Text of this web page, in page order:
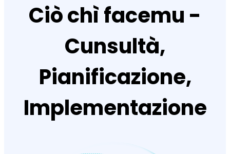
Ciò chì facemu -
Cunsultà,
Pianificazione,
Implementazione